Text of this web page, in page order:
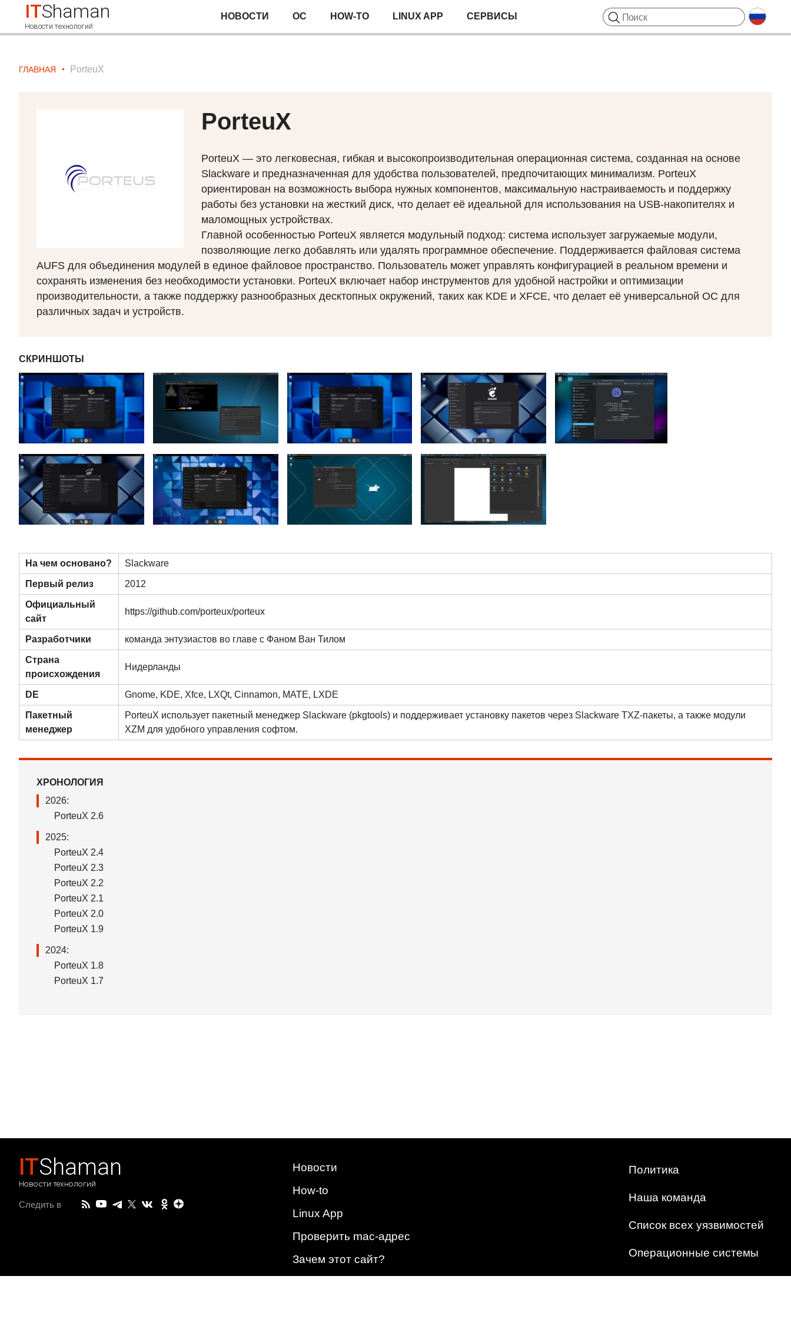
ITShaman
Новости технологий
НОВОСТИ ОС HOW-TO LINUX APP СЕРВИСЫ
ГЛАВНАЯ PorteuX
PorteuX
PorteuX — это легковесная, гибкая и высокопроизводительная операционная система, созданная на основе
Slackware и предназначенная для удобства пользователей, предпочитающих минимализм. PorteuX
ориентирован на возможность выбора нужных компонентов, максимальную настраиваемость и поддержку
работы без установки на жесткий диск, что делает её идеальной для использования на USB-накопителях и
маломощных устройствах.
Главной особенностью PorteuX является модульный подход: система использует загружаемые модули,
позволяющие легко добавлять или удалять программное обеспечение. Поддерживается файловая система
AUFS для объединения модулей в единое файловое пространство. Пользователь может управлять конфигурацией в реальном времени и
сохранять изменения без необходимости установки. PorteuX включает набор инструментов для удобной настройки и оптимизации
производительности, а также поддержку разнообразных десктопных окружений, таких как KDE и XFCE, что делает её универсальной ОС для
различных задач и устройств.
СКРИНШОТЫ
На чем основано? Slackware
Первый релиз 2012
Официальный
сайт
https://github.com/porteux/porteux
Разработчики команда энтузиастов во главе с Фаном Ван Тилом
Страна
происхождения
Нидерланды
DE Gnome, KDE, Xfce, LXQt, Cinnamon, MATE, LXDE
Пакетный
менеджер
PorteuX использует пакетный менеджер Slackware (pkgtools) и поддерживает установку пакетов через Slackware TXZ-пакеты, а также модули
XZM для удобного управления софтом.
ХРОНОЛОГИЯ
2026:
PorteuX 2.6
2025:
PorteuX 2.4
PorteuX 2.3
PorteuX 2.2
PorteuX 2.1
PorteuX 2.0
PorteuX 1.9
2024:
PorteuX 1.8
PorteuX 1.7
ITShaman
Новости технологий
Следить в
Новости
How-to
Linux App
Проверить mac-адрес
Зачем этот сайт?
Политика
Наша команда
Список всех уязвимостей
Операционные системы